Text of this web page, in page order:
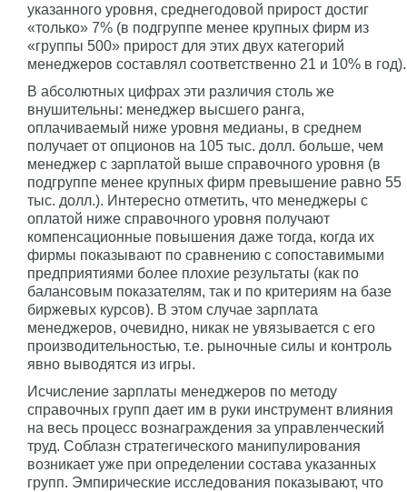
указанного уровня, среднегодовой прирост достиг
«только» 7% (в подгруппе менее крупных фирм из
«группы 500» прирост для этих двух категорий
менеджеров составлял соответственно 21 и 10% в год).
В абсолютных цифрах эти различия столь же
внушительны: менеджер высшего ранга,
оплачиваемый ниже уровня медианы, в среднем
получает от опционов на 105 тыс. долл. больше, чем
менеджер с зарплатой выше справочного уровня (в
подгруппе менее крупных фирм превышение равно 55
тыс. долл.). Интересно отметить, что менеджеры с
оплатой ниже справочного уровня получают
компенсационные повышения даже тогда, когда их
фирмы показывают по сравнению с сопоставимыми
предприятиями более плохие результаты (как по
балансовым показателям, так и по критериям на базе
биржевых курсов). В этом случае зарплата
менеджеров, очевидно, никак не увязывается с его
производительностью, т.е. рыночные силы и контроль
явно выводятся из игры.
Исчисление зарплаты менеджеров по методу
справочных групп дает им в руки инструмент влияния
на весь процесс вознаграждения за управленческий
труд. Соблазн стратегического манипулирования
возникает уже при определении состава указанных
групп. Эмпирические исследования показывают, что